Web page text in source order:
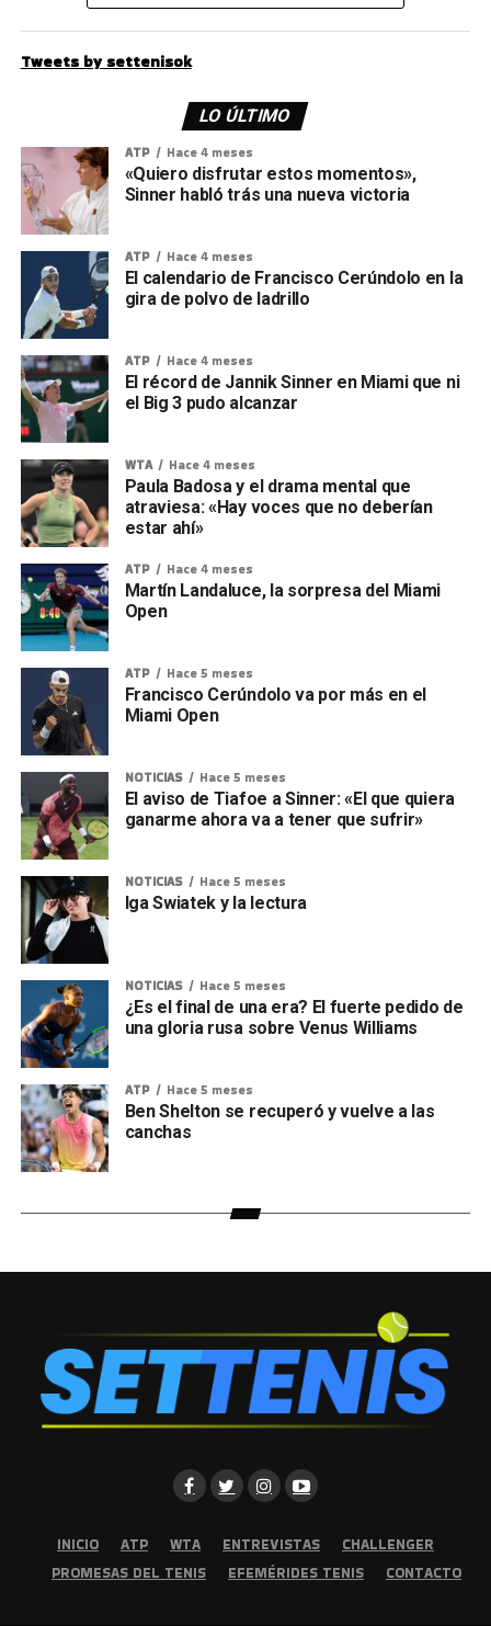
Tweets by settenisok
LO ÚLTIMO
ATP Hace 4 meses
«Quiero disfrutar estos momentos»,
Sinner habló trás una nueva victoria
ATP Hace 4 meses
El calendario de Francisco Cerúndolo en la
gira de polvo de ladrillo
ATP Hace 4 meses
El récord de Jannik Sinner en Miami que ni
el Big 3 pudo alcanzar
WTA Hace 4 meses
Paula Badosa y el drama mental que
atraviesa: «Hay voces que no deberían
estar ahí»
ATP Hace 4 meses
Martín Landaluce, la sorpresa del Miami
Open
ATP Hace 5 meses
Francisco Cerúndolo va por más en el
Miami Open
NOTICIAS Hace 5 meses
El aviso de Tiafoe a Sinner: «El que quiera
ganarme ahora va a tener que sufrir»
NOTICIAS Hace 5 meses
Iga Swiatek y la lectura
NOTICIAS Hace 5 meses
¿Es el final de una era? El fuerte pedido de
una gloria rusa sobre Venus Williams
ATP Hace 5 meses
Ben Shelton se recuperó y vuelve a las
canchas
INICIO ATP WTA ENTREVISTAS
CHALLENGER
PROMESAS DEL TENIS
EFEMÉRIDES TENIS CONTACTO